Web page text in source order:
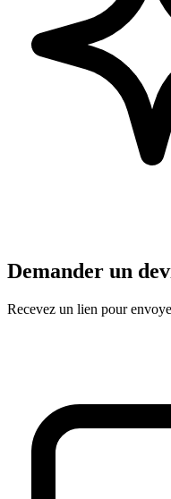
Demander un
Recevez un lien pour